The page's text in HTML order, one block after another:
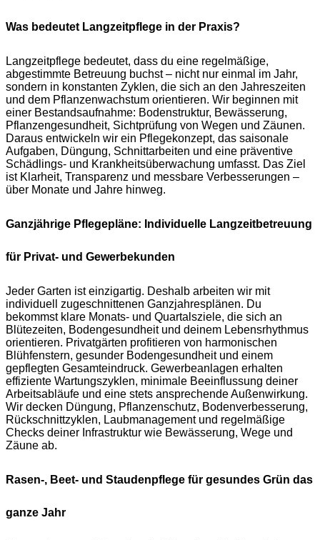
Was bedeutet Langzeitpflege in der Praxis?
Langzeitpflege bedeutet, dass du eine regelmäßige,
abgestimmte Betreuung buchst – nicht nur einmal im Jahr,
sondern in konstanten Zyklen, die sich an den Jahreszeiten
und dem Pflanzenwachstum orientieren. Wir beginnen mit
einer Bestandsaufnahme: Bodenstruktur, Bewässerung,
Pflanzengesundheit, Sichtprüfung von Wegen und Zäunen.
Daraus entwickeln wir ein Pflegekonzept, das saisonale
Aufgaben, Düngung, Schnittarbeiten und eine präventive
Schädlings- und Krankheitsüberwachung umfasst. Das Ziel
ist Klarheit, Transparenz und messbare Verbesserungen –
über Monate und Jahre hinweg.
Ganzjährige Pflegepläne: Individuelle Langzeitbetreuung
für Privat- und Gewerbekunden
Jeder Garten ist einzigartig. Deshalb arbeiten wir mit
individuell zugeschnittenen Ganzjahresplänen. Du
bekommst klare Monats- und Quartalsziele, die sich an
Blütezeiten, Bodengesundheit und deinem Lebensrhythmus
orientieren. Privatgärten profitieren von harmonischen
Blühfenstern, gesunder Bodengesundheit und einem
gepflegten Gesamteindruck. Gewerbeanlagen erhalten
effiziente Wartungszyklen, minimale Beeinflussung deiner
Arbeitsabläufe und eine stets ansprechende Außenwirkung.
Wir decken Düngung, Pflanzenschutz, Bodenverbesserung,
Rückschnittzyklen, Laubmanagement und regelmäßige
Checks deiner Infrastruktur wie Bewässerung, Wege und
Zäune ab.
Rasen-, Beet- und Staudenpflege für gesundes Grün das
ganze Jahr